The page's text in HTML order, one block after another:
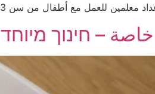
من سن 3–6، مع التركيز على النمو العقلي واللغوي والعاطفي والحركي، وطرق التعليم عبر اللعب.
خاصة – חינוך מיוחד